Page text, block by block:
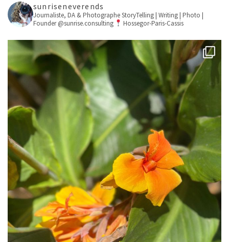
sunriseneverends
Journaliste, DA & PhotographeStoryTelling | Writing | Photo |
Founder @sunrise.consulting
Hossegor-Paris-Cassis